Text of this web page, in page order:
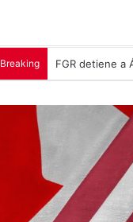
Breaking FGR detiene a